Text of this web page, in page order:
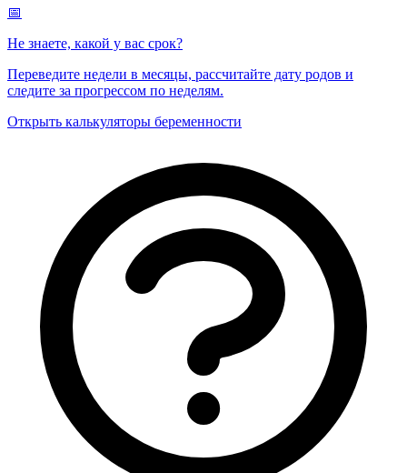
📅
Не знаете, какой у вас срок?
Переведите недели в месяцы, рассчитайте дату родов и
следите за прогрессом по неделям.
Открыть калькуляторы беременности